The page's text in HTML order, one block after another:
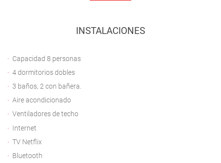
INSTALACIONES
Capacidad 8 personas
4 dormitorios dobles
3 baños, 2 con bañera.
Aire acondicionado
Ventiladores de techo
Internet
TV Netflix
Bluetooth